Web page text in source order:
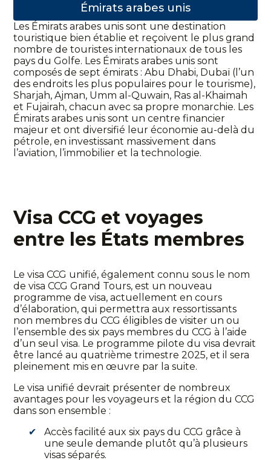
Émirats arabes unis
Les Émirats arabes unis sont une destination
touristique bien établie et reçoivent le plus grand
nombre de touristes internationaux de tous les
pays du Golfe. Les Émirats arabes unis sont
composés de sept émirats : Abu Dhabi, Dubaï (l’un
des endroits les plus populaires pour le tourisme),
Sharjah, Ajman, Umm al-Quwain, Ras al-Khaimah
et Fujairah, chacun avec sa propre monarchie. Les
Émirats arabes unis sont un centre financier
majeur et ont diversifié leur économie au-delà du
pétrole, en investissant massivement dans
l’aviation, l’immobilier et la technologie.
Visa CCG et voyages
entre les États membres
Le visa CCG unifié, également connu sous le nom
de visa CCG Grand Tours, est un nouveau
programme de visa, actuellement en cours
d’élaboration, qui permettra aux ressortissants
non membres du CCG éligibles de visiter un ou
l’ensemble des six pays membres du CCG à l’aide
d’un seul visa. Le programme pilote du visa devrait
être lancé au quatrième trimestre 2025, et il sera
pleinement mis en œuvre par la suite.
Le visa unifié devrait présenter de nombreux
avantages pour les voyageurs et la région du CCG
dans son ensemble :
Accès facilité aux six pays du CCG grâce à
une seule demande plutôt qu’à plusieurs
visas séparés.